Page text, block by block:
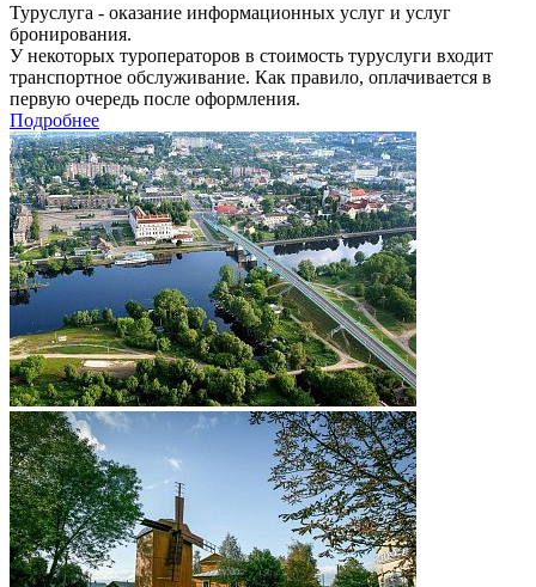
Туруслуга - оказание информационных услуг и услуг
бронирования.
У некоторых туроператоров в стоимость туруслуги входит
транспортное обслуживание. Как правило, оплачивается в
первую очередь после оформления.
Подробнее